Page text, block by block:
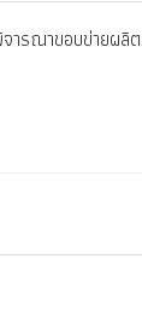
ารณาขอบข่ายผลิ